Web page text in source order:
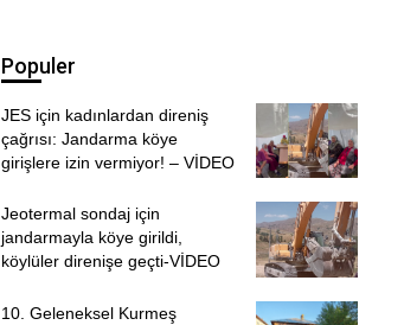
Populer
JES için kadınlardan direniş
çağrısı: Jandarma köye
girişlere izin vermiyor! – VİDEO
Jeotermal sondaj için
jandarmayla köye girildi,
köylüler direnişe geçti-VİDEO
10. Geleneksel Kurmeş